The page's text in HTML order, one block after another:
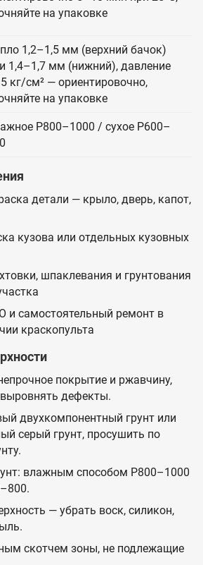
на упаковке
1,2–1,5 мм (верхний бачок)
1,4–1,7 мм (нижний), давление
кг/см² — ориентировочно,
на упаковке
P800–1000 / сухое P600–
детали — крыло, дверь, капот,
кузова или отдельных кузовных
шпаклевания и грунтования
и самостоятельный ремонт в
краскопульта
покрытие и ржавчину,
дефекты.
двухкомпонентный грунт или
серый грунт, просушить по
влажным способом P800–1000
— убрать воск, силикон,
скотчем зоны, не подлежащие